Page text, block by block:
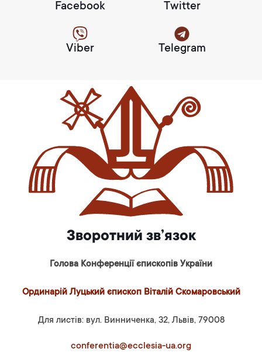
Facebook Twitter
Viber Telegram
Зворотний зв’язок
Голова Конференції єпископів України
Ординарій Луцький єпископ Віталій Скомаровський
Для листів: вул. Винниченка, 32, Львів, 79008
conferentia@ecclesia-ua.org